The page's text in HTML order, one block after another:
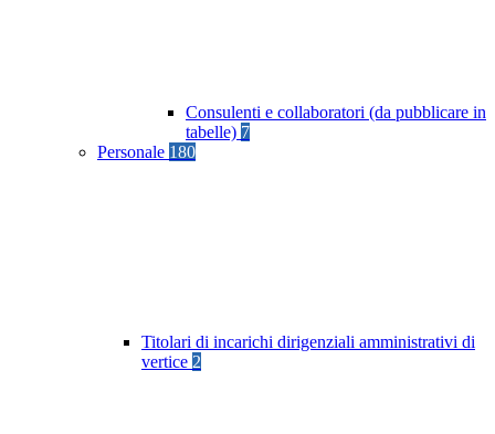
Consulenti e collaboratori (da pubblicare in
tabelle) 7
Personale 180
Titolari di incarichi dirigenziali amministrativi di
vertice 2